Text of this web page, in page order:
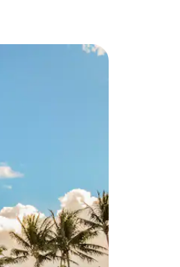
te tikken of swipen.